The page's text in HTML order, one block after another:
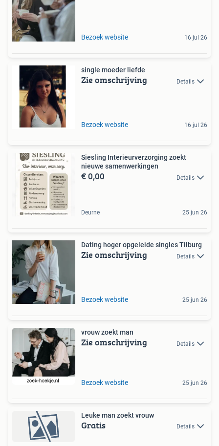
Bezoek website 16 jul 26
single moeder liefde
Zie omschrijving Details
Bezoek website 16 jul 26
Siesling Interieurverzorging zoekt
nieuwe samenwerkingen
€ 0,00 Details
Deurne 25 jun 26
Dating hoger opgeleide singles Tilburg
Zie omschrijving Details
Bezoek website 25 jun 26
vrouw zoekt man
Zie omschrijving Details
Bezoek website 25 jun 26
Leuke man zoekt vrouw
Gratis Details